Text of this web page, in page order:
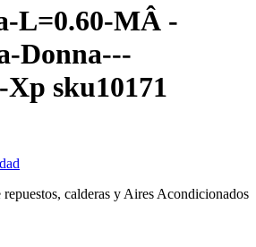
L=0.60-MÂ -
Donna---
sku10171
calderas y Aires Acondicionados